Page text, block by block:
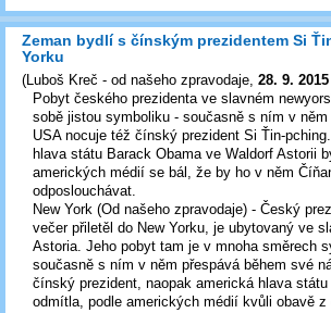
Zeman bydlí s čínským prezidentem Si
Yorku
( Luboš Kreč - od našeho zpravodaje 28. 9. 2015
Pobyt českého prezidenta ve slavném
sobě jistou symboliku - současně s ním v
USA nocuje též čínský prezident Si Ťin-
hlava státu Barack Obama ve Waldorf Astorii
amerických médií se bál, že by ho v něm
odposlouchávat.
New York (Od našeho zpravodaje) - Český
večer přiletěl do New Yorku, je ubytovaný ve
Astoria. Jeho pobyt tam je v mnoha směrech
současně s ním v něm přespává během své
čínský prezident, naopak americká hlava
odmítla, podle amerických médií kvůli obavě z